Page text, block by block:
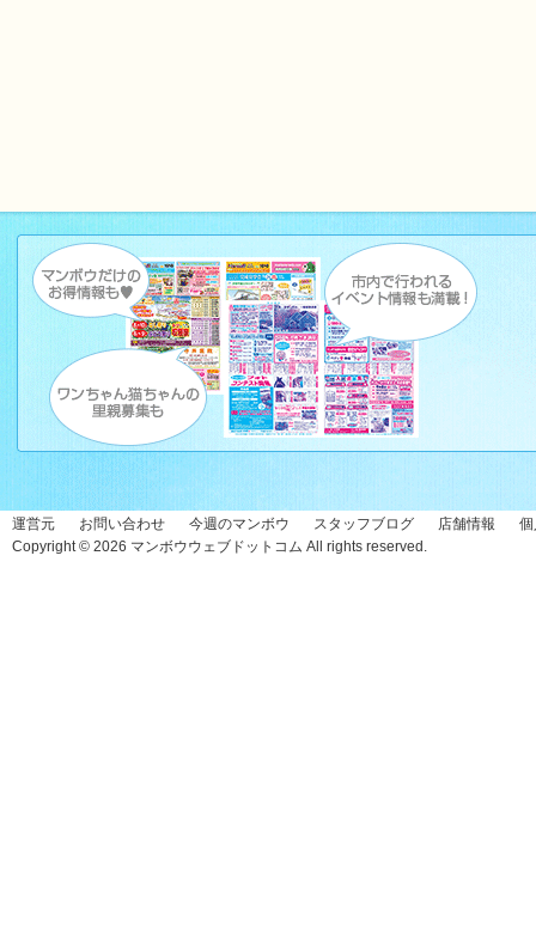
運営元 お問い合わせ 今週のマンボウ スタッフブログ 店舗情報
Copyright © 2026 マンボウウェブドットコム All rights reserved.